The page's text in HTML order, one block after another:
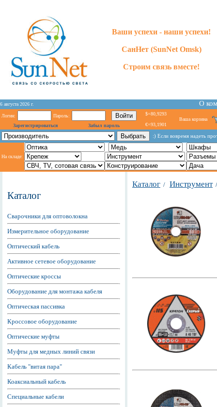
Ваши успехи - наши успехи!
СанНет (SunNet Omsk)
Строим связь вместе!
6 августа 2026 г. О
Логин:
Пароль:
Зарегистрироваться
Забыл пароль
$=80,9293
€=93,1901
Ваша корзина
:) Если вовремя надеть
На складе:
Каталог
Сварочники для оптоволокна
Измерительное оборудование
Оптический кабель
Активное сетевое оборудование
Оптические кроссы
Оборудование для монтажа кабеля
Оптическая пассивка
Кроссовое оборудование
Оптические муфты
Муфты для медных линий связи
Кабель "витая пара"
Коаксиальный кабель
Специальные кабели
Каталог / Инструмент